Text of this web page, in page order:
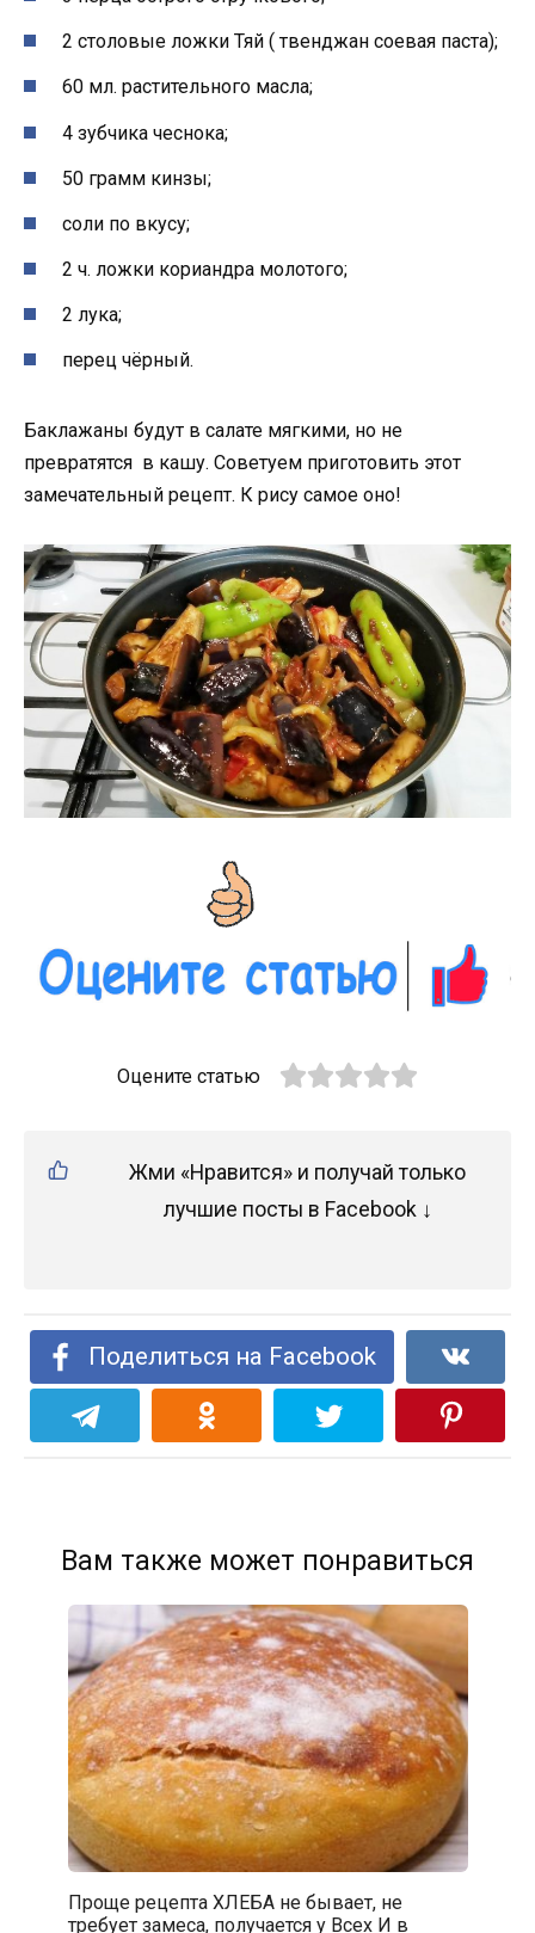
2 столовые ложки Тяй ( твенджан соевая паста);
60 мл. растительного масла;
4 зубчика чеснока;
50 грамм кинзы;
соли по вкусу;
2 ч. ложки кориандра молотого;
2 лука;
перец чёрный.
Баклажаны будут в салате мягкими, но не
превратятся в кашу. Советуем приготовить этот
замечательный рецепт. К рису самое оно!
Оцените статью
Жми «Нравится» и получай только
лучшие посты в Facebook ↓
Поделиться на Facebook
Вам также может понравиться
Проще рецепта ХЛЕБА не бывает, не
требует замеса, получается у Всех И в